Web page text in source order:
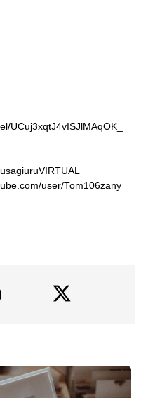
UCuj3xqtJ4vISJlMAqOK_
user/Tom106zany